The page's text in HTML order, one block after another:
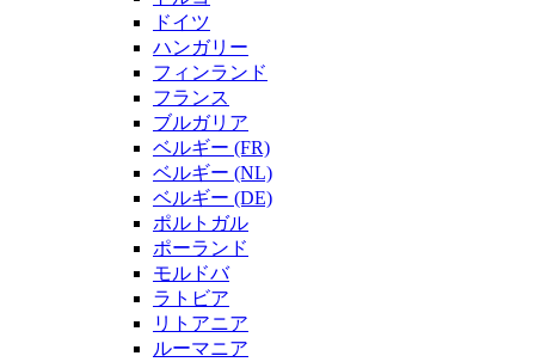
ドイツ
ハンガリー
フィンランド
フランス
ブルガリア
ベルギー (FR)
ベルギー (NL)
ベルギー (DE)
ポルトガル
ポーランド
モルドバ
ラトビア
リトアニア
ルーマニア